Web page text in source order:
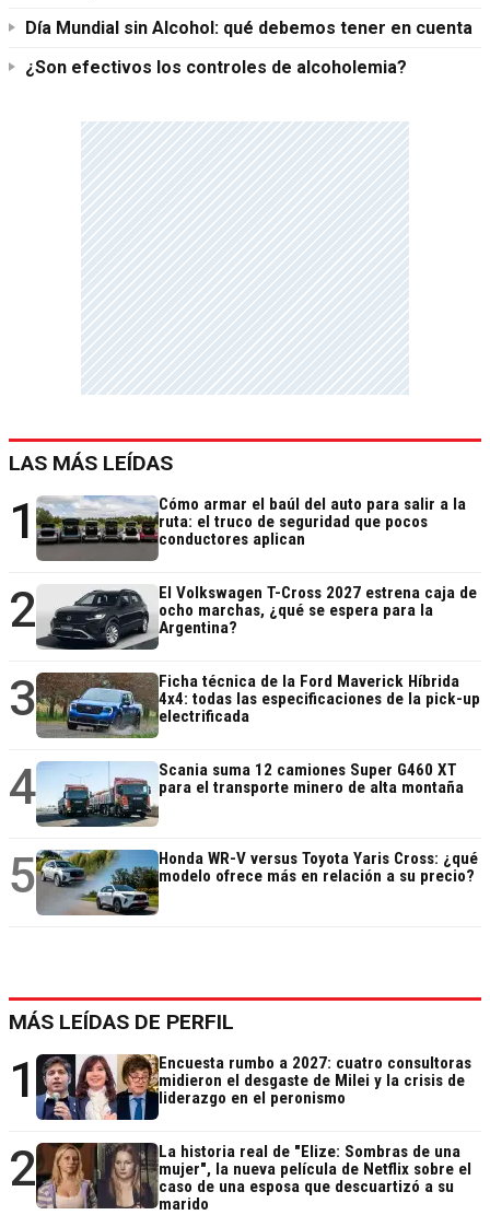
Día Mundial sin Alcohol: qué debemos tener en cuenta
¿Son efectivos los controles de alcoholemia?
LAS MÁS LEÍDAS
1
Cómo armar el baúl del auto para salir a la
ruta: el truco de seguridad que pocos
conductores aplican
2
El Volkswagen T-Cross 2027 estrena caja de
ocho marchas, ¿qué se espera para la
Argentina?
3
Ficha técnica de la Ford Maverick Híbrida
4x4: todas las especificaciones de la pick-up
electrificada
4
Scania suma 12 camiones Super G460 XT
para el transporte minero de alta montaña
5
Honda WR-V versus Toyota Yaris Cross: ¿qué
modelo ofrece más en relación a su precio?
MÁS LEÍDAS DE PERFIL
1
Encuesta rumbo a 2027: cuatro consultoras
midieron el desgaste de Milei y la crisis de
liderazgo en el peronismo
2
La historia real de "Elize: Sombras de una
mujer", la nueva película de Netflix sobre el
caso de una esposa que descuartizó a su
marido